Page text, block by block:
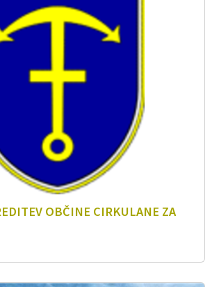
OBČINE CIRKULANE ZA